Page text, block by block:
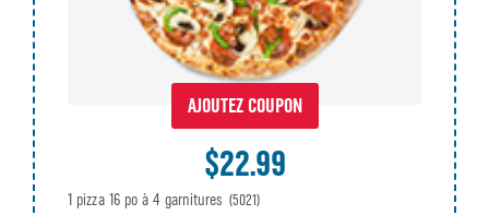
AJOUTEZ COUPON
$22.99
1 pizza 16 po à 4 garnitures (5021)